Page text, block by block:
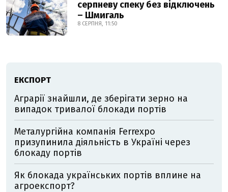
серпневу спеку без відключень
– Шмигаль
8 СЕРПНЯ, 11:50
ЕКСПОРТ
Аграрії знайшли, де зберігати зерно на
випадок тривалої блокади портів
Металургійна компанія Ferrexpo
призупинила діяльність в Україні через
блокаду портів
Як блокада українських портів вплине на
агроекспорт?